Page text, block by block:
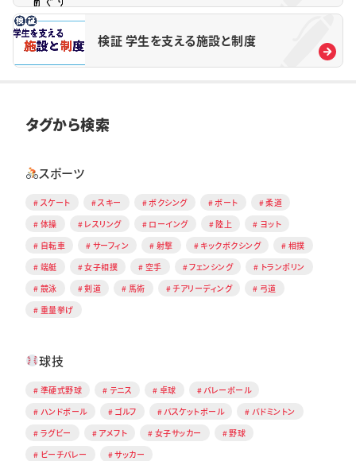
検証 学生を支える施設と制度
タグから検索
スポーツ
スケート スキー ボクシング ボート
柔道
体操
レスリング ローイング 陸上
ヨット
自転車
サーフィン 射撃 キックボクシング
相撲
端艇
女子相撲 空手 フェンシング
トランポリン
競泳
剣道 馬術 チアリーディング
弓道
重量挙げ
球技
準硬式野球 テニス 卓球
バレーボール
ハンドボール
ゴルフ バスケットボール
バドミントン
ラグビー
アメフト 女子サッカー
野球
ビーチバレー
サッカー